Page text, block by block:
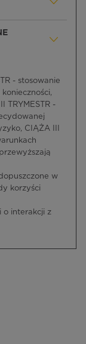
- stosowanie
TRYMESTR -
CIĄŻA III
w
korzyści
o interakcji z